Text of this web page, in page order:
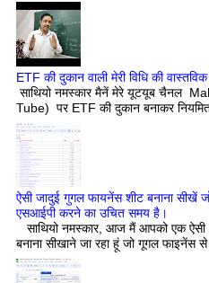
ETF की दुकान वाली मेरी विधि की
साथियो नमस्कार मैनें मेरे यूटयूब चैनल
Tube) पर ETF की दुकान बनाकर नियमित
ऐसी जादुई गुगल फायनेंस शीट बनाना सीखें
एसआईपी करने का उचित समय है।
साथियो नमस्कार, आज मैं आपको एक
बनाना सीखाने जा रहा हूं जो गूगल फाइनेंस